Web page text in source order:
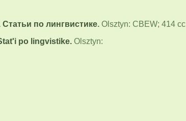
по лингвистике. Olsztyn: CBEW; 414 cc
po lingvistike. Olsztyn: